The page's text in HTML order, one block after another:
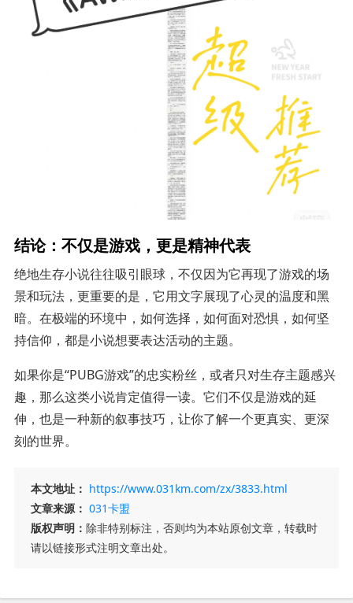
结论：不仅是游戏，更是精神代表
绝地生存小说往往吸引眼球，不仅因为它再现了游戏的场
景和玩法，更重要的是，它用文字展现了心灵的温度和黑
暗。在极端的环境中，如何选择，如何面对恐惧，如何坚
持信仰，都是小说想要表达活动的主题。
如果你是“PUBG游戏”的忠实粉丝，或者只对生存主题感兴
趣，那么这类小说肯定值得一读。它们不仅是游戏的延
伸，也是一种新的叙事技巧，让你了解一个更真实、更深
刻的世界。
本文地址： https://www.031km.com/zx/3833.html
文章来源： 031卡盟
版权声明： 除非特别标注，否则均为本站原创文章，转载时
请以链接形式注明文章出处。